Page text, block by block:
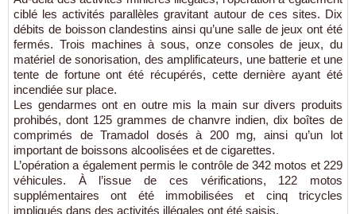
ciblé les activités parallèles gravitant autour de ces sites. Dix
débits de boisson clandestins ainsi qu’une salle de jeux ont été
fermés. Trois machines à sous, onze consoles de jeux, du
matériel de sonorisation, des amplificateurs, une batterie et une
tente de fortune ont été récupérés, cette dernière ayant été
incendiée sur place.
Les gendarmes ont en outre mis la main sur divers produits
prohibés, dont 125 grammes de chanvre indien, dix boîtes de
comprimés de Tramadol dosés à 200 mg, ainsi qu’un lot
important de boissons alcoolisées et de cigarettes.
L’opération a également permis le contrôle de 342 motos et 229
véhicules. À l’issue de ces vérifications, 122 motos
supplémentaires ont été immobilisées et cinq tricycles
impliqués dans des activités illégales ont été saisis.